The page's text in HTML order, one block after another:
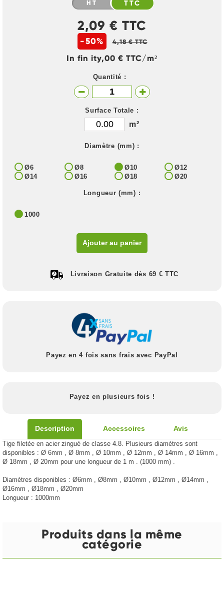
HT TTC
2,09 € TTC
-50% 4,18 € TTC
In fin ity,00 € TTC/m²
Quantité :
Surface Totale :
m²
Diamètre (mm) :
Ø6 Ø8 Ø10
Ø12
Ø14
Ø16 Ø18 Ø20
Longueur (mm) :
1000
Ajouter au panier
Livraison Gratuite dès 69 € TTC
Payez en 4 fois sans frais avec PayPal
Payez en plusieurs fois !
Description Accessoires Avis
Tige filetée en acier zingué de classe 4.8. Plusieurs diamètres sont
disponibles : Ø 6mm , Ø 8mm , Ø 10mm , Ø 12mm , Ø 14mm , Ø 16mm ,
Ø 18mm , Ø 20mm pour une longueur de 1 m . (1000 mm) .
Diamètres disponibles : Ø6mm , Ø8mm , Ø10mm , Ø12mm , Ø14mm ,
Ø16mm , Ø18mm , Ø20mm
Longueur : 1000mm
Produits dans la même
catégorie